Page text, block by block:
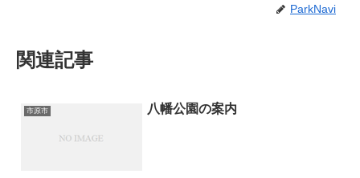
ParkNavi
関連記事
市原市 八幡公園の案内